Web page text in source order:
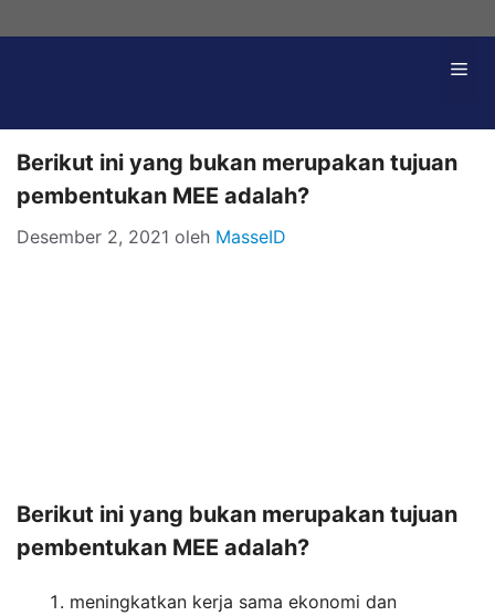
Berikut ini yang bukan merupakan tujuan
pembentukan MEE adalah?
Desember 2, 2021 oleh MasseID
Berikut ini yang bukan merupakan tujuan
pembentukan MEE adalah?
meningkatkan kerja sama ekonomi dan